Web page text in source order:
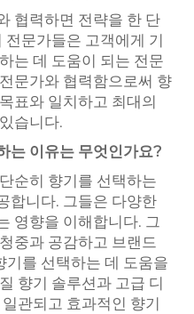
협력하면 전략을 한 단
문가들은 고객에게 기
는 데 도움이 되는 전문
문가와 협력함으로써 향
표와 일치하고 최대의
습니다.
는 이유는 무엇인가요?
순히 향기를 선택하는
합니다. 그들은 다양한
영향을 이해합니다. 그
중과 공감하고 브랜드
를 선택하는 데 도움을
향기 솔루션과 고급 디
관되고 효과적인 향기